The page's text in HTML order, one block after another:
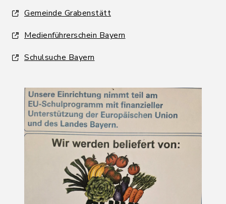
Gemeinde Grabenstätt
Medienführerschein Bayern
Schulsuche Bayern